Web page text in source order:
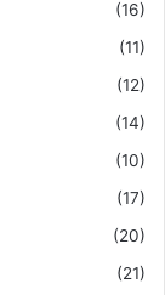
(16)
(11)
(12)
(14)
(10)
(17)
(20)
(21)